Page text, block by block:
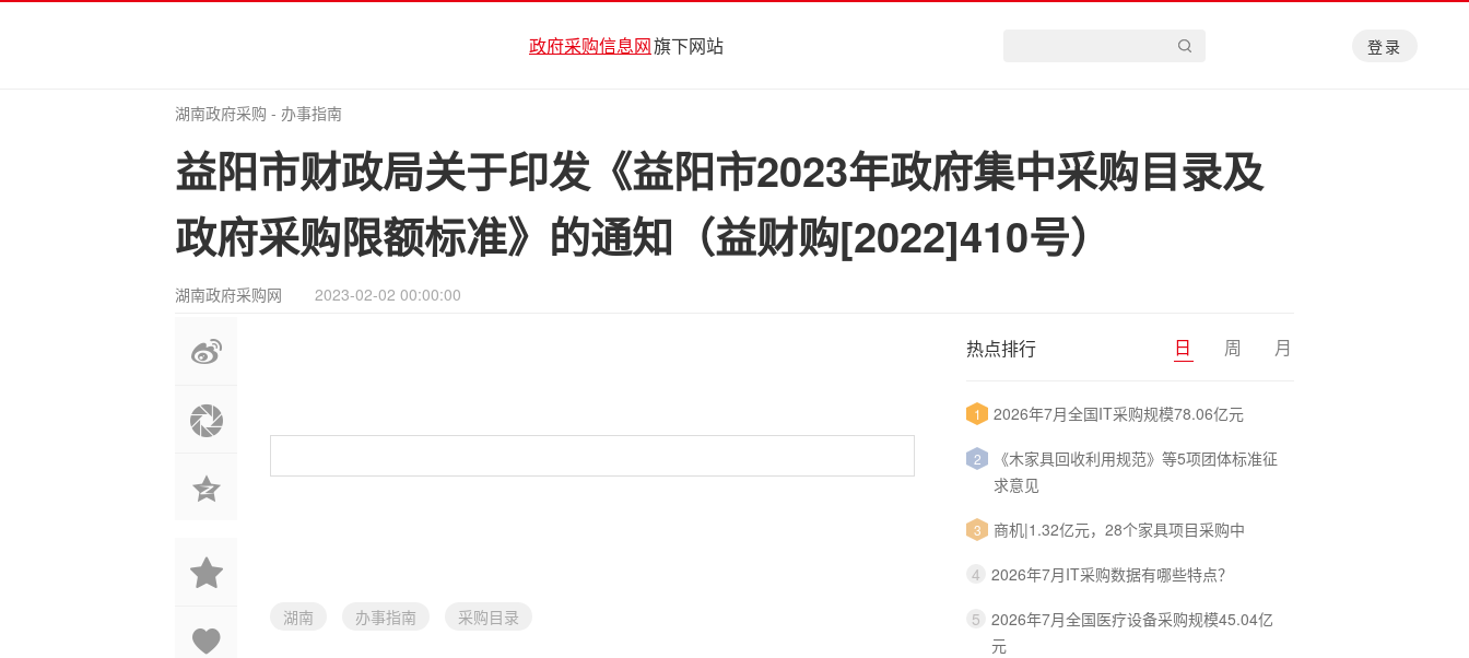
政府采购信息网旗下网站 登录
湖南政府采购 - 办事指南
益阳市财政局关于印发《益阳市2023年政府集中采购目录及
政府采购限额标准》的通知（益财购[2022]410号）
湖南政府采购网 2023-02-02 00:00:00
湖南 办事指南 采购目录
热点排行 日 周 月
1 2026年7月全国IT采购规模78.06亿元
2
《木家具回收利用规范》等5项团体标准征
求意见
3 商机|1.32亿元，28个家具项目采购中
4 2026年7月IT采购数据有哪些特点？
5 2026年7月全国医疗设备采购规模45.04亿
元